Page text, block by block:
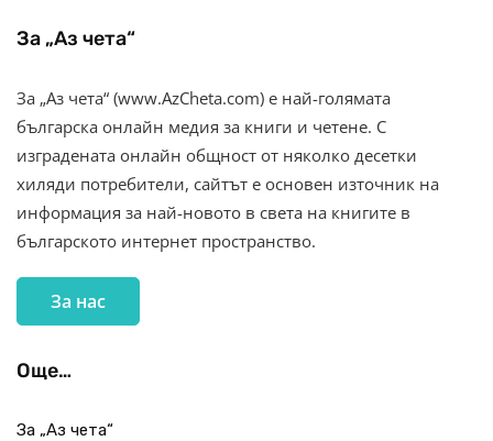
За „Аз чета“
За „Аз чета“ (www.AzCheta.com) е най-голямата
българска онлайн медия за книги и четене. С
изградената онлайн общност от няколко десетки
хиляди потребители, сайтът е основен източник на
информация за най-новото в света на книгите в
българското интернет пространство.
За нас
Още…
За „Аз чета“